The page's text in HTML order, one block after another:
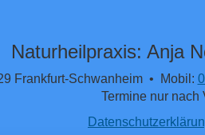
Naturheilpraxis: Anja
Frankfurt-Schwanheim • Mobil:
Termine nur nach